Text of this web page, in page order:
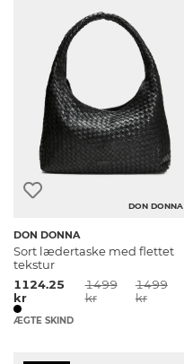
DON DONNA
DON DONNA
Sort lædertaske med flettet
tekstur
1124.25
kr
1499
kr
1499
kr
ÆGTE SKIND